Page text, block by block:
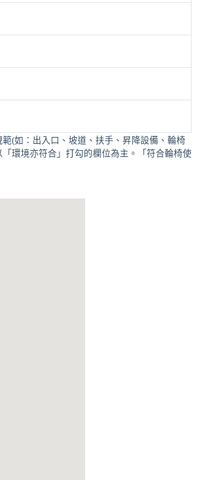
(如：出入口、坡道、扶手、昇降設備、輪椅
環境亦符合」打勾的欄位為主。「符合輪椅使